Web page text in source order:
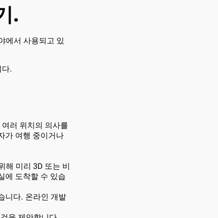
.
에서 사용되고 있
다.
러 위치의 의사를
가 여행 중이거나
해 미리 3D 또는 비
에 도착할 수 있습
니다. 온라인 개발